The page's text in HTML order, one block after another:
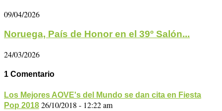
09/04/2026
Noruega, País de Honor en el 39º Salón...
24/03/2026
1 Comentario
Los Mejores AOVE's del Mundo se dan cita en Fiesta
Pop 2018 26/10/2018 - 12:22 am